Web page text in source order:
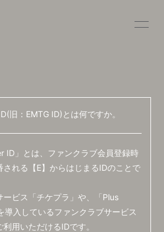
DISCOGRAPHY
PHOTO
旧：EMTG ID)とは何ですか。
ID」とは、ファンクラブ会員登録時
される【E】からはじまるIDのことで
ービス「チケプラ 」や、「Plus
導入しているファンクラブサービス
用いただけるIDです。